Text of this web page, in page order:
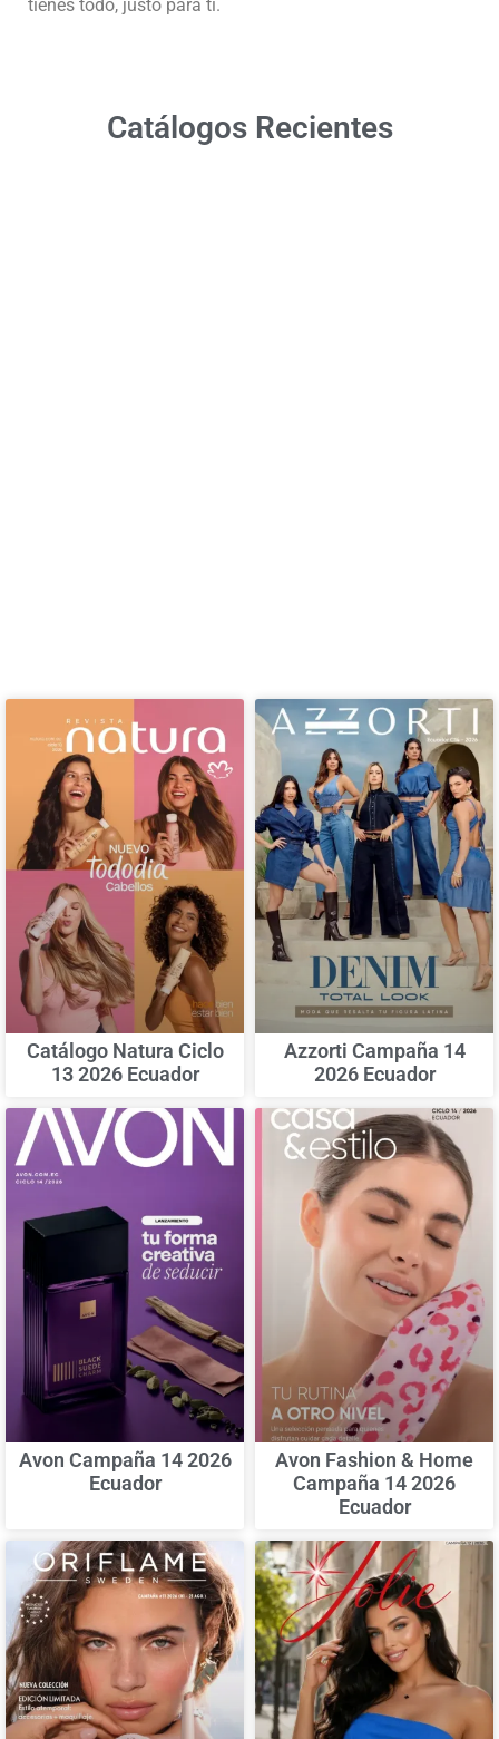
tienes todo, justo para ti.
Catálogos Recientes
Catálogo Natura Ciclo
13 2026 Ecuador
Azzorti Campaña 14
2026 Ecuador
Avon Campaña 14 2026
Ecuador
Avon Fashion & Home
Campaña 14 2026
Ecuador